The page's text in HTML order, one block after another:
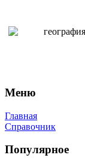
Меню
Главная
Справочник
Популярное